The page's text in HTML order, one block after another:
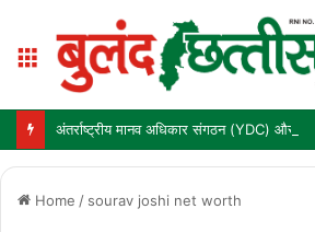
Menu
Home / sourav joshi net worth